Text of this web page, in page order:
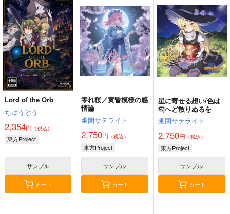
Lord of the Orb
ちゆうどう
2,354円 （税込）
東方Project
サンプル
カート
零れ桜／黄昏模様の感
情論
幽閉サテライト
2,750円 （税込）
東方Project
サンプル
カート
星に寄せる想い/色は
匂へど散りぬるを
幽閉サテライト
2,750円 （税込）
東方Project
サンプル
カート